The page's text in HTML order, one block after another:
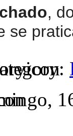
,
se